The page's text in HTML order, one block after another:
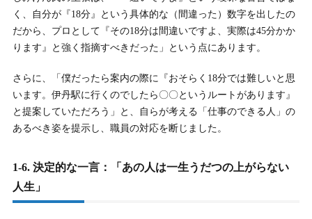
く、自分が『18分』という具体的な（間違った）数字を出したの
だから、プロとして『その18分は間違いですよ、実際は45分かか
ります』と強く指摘すべきだった」という点にあります。
さらに、「僕だったら案内の際に『おそらく18分では難しいと思
います。伊丹駅に行くのでしたら〇〇というルートがあります』
と提案していただろう」と、自らが考える「仕事のできる人」の
あるべき姿を提示し、職員の対応を断じました。
1-6. 決定的な一言：「あの人は一生うだつの上がらない
人生」